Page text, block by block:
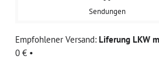
Sendungen
Liferung LKW
0 € •